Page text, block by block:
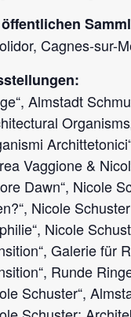
Cagnes-sur-
Almstadt
Organisms
Vaggione &
Dawn“, Nicole
Nicole
Nicole
Galerie für
Runde
Schuster“,